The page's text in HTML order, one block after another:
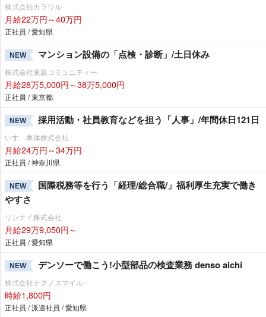
株式会社カラワル
月給22万円～40万円
正社員 / 愛知県
NEW マンション設備の「点検・診断」/土日休み
株式会社東急コミュニティー
月給28万5,000円～38万5,000円
正社員 / 東京都
NEW 採用活動・社員教育などを担う「人事」/年間休日121日
いすゞ車体株式会社
月給24万円～34万円
正社員 / 神奈川県
NEW
国際税務等を行う「経理/総合職/」福利厚生充実で働き
すさ
リンナイ株式会社
月給29万9,050円～
正社員 / 愛知県
NEW デンソーで働こう!小型部品の検査業務 denso aichi
株式会社テクノスマイル
時給1,800円
正社員 / 派遣社員 / 愛知県